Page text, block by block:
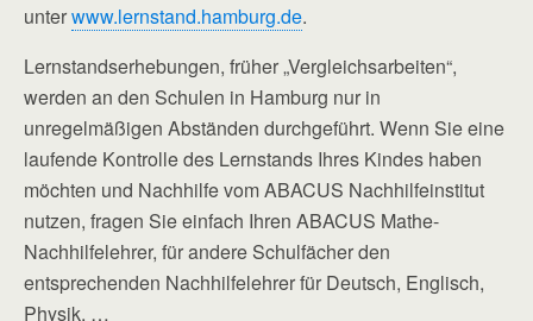
unterwww.lernstand.hamburg.de.
Lernstandserhebungen, früher „Vergleichsarbeiten“,
werden an den Schulen in Hamburg nur in
unregelmäßigen Abständen durchgeführt. Wenn Sie eine
laufende Kontrolle des Lernstands Ihres Kindes haben
möchten und Nachhilfe vom ABACUS Nachhilfeinstitut
nutzen, fragen Sie einfach Ihren ABACUS Mathe-
Nachhilfelehrer, für andere Schulfächer den
entsprechenden Nachhilfelehrer für Deutsch, Englisch,
Physik, …